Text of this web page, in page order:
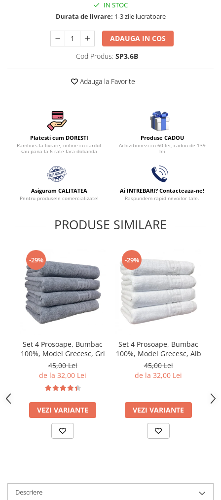
IN STOC
Durata de livrare: 1-3 zile lucratoare
ADAUGA IN COS
Cod Produs: SP3.6B
Adauga la Favorite
Platesti cum DORESTI
Ramburs la livrare, online cu cardul
sau pana la 6 rate fara dobanda
Produse CADOU
Achizitionezi cu 60 lei, cadou de 139
lei
Asiguram CALITATEA
Pentru produsele comercializate!
Ai INTREBARI? Contacteaza-ne!
Raspundem rapid nevoilor tale.
PRODUSE SIMILARE
-29%
Set 4 Prosoape, Bumbac
100%, Model Grecesc, Gri
45,00 Lei
de la 32,00 Lei
VEZI VARIANTE
-29%
Set 4 Prosoape, Bumbac
100%, Model Grecesc, Alb
45,00 Lei
de la 32,00 Lei
VEZI VARIANTE
Descriere